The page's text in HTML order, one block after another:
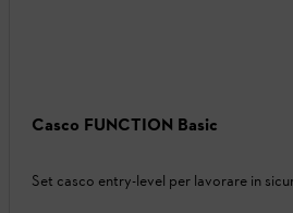
Casco FUNCTION Basic
Set casco entry-level per lavorare in